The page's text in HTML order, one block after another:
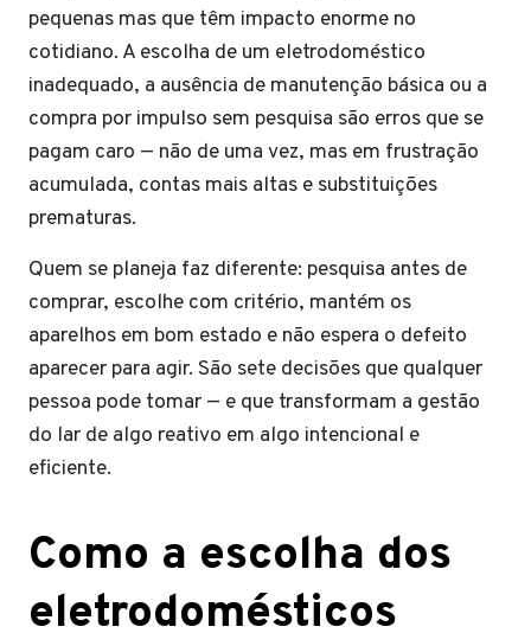
pequenas mas que têm impacto enorme no
cotidiano. A escolha de um eletrodoméstico
inadequado, a ausência de manutenção básica ou a
compra por impulso sem pesquisa são erros que se
pagam caro — não de uma vez, mas em frustração
acumulada, contas mais altas e substituições
prematuras.
Quem se planeja faz diferente: pesquisa antes de
comprar, escolhe com critério, mantém os
aparelhos em bom estado e não espera o defeito
aparecer para agir. São sete decisões que qualquer
pessoa pode tomar — e que transformam a gestão
do lar de algo reativo em algo intencional e
eficiente.
Como a escolha dos
eletrodomésticos